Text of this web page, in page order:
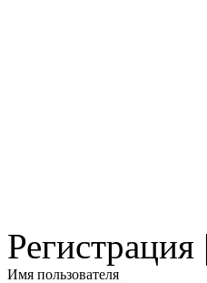
Регистрация
Имя пользователя